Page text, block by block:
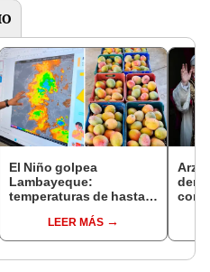
El Niño golpea
Lambayeque:
temperaturas de hasta
producción de mango y
palta
LEER MÁS